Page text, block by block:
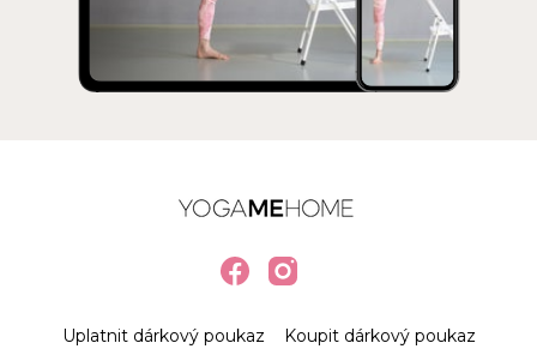
Uplatnit dárkový poukaz Koupit dárkový poukaz